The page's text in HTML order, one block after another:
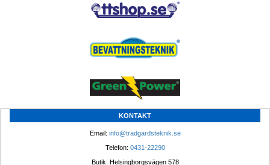
KONTAKT
Email: info@tradgardsteknik.se
Telefon: 0431-22290
Butik: Helsingborgsvägen 578